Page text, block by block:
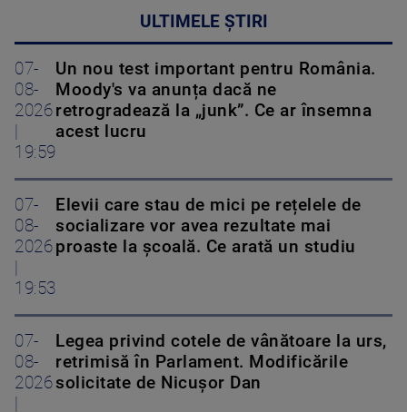
ULTIMELE ȘTIRI
07-
08-
2026
19:59
Un nou test important pentru România.
Moody's va anunța dacă ne
retrogradează la „junk”. Ce ar însemna
acest lucru
07-
08-
2026
19:53
Elevii care stau de mici pe rețelele de
socializare vor avea rezultate mai
proaste la școală. Ce arată un studiu
07-
08-
2026
Legea privind cotele de vânătoare la urs,
retrimisă în Parlament. Modificările
solicitate de Nicușor Dan